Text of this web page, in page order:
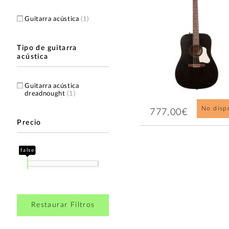
Guitarra acústica(1)
Tipo de guitarra
acústica
Guitarra acústica
dreadnought(1)
Precio
false
Restaurar Filtros
777,00€ No